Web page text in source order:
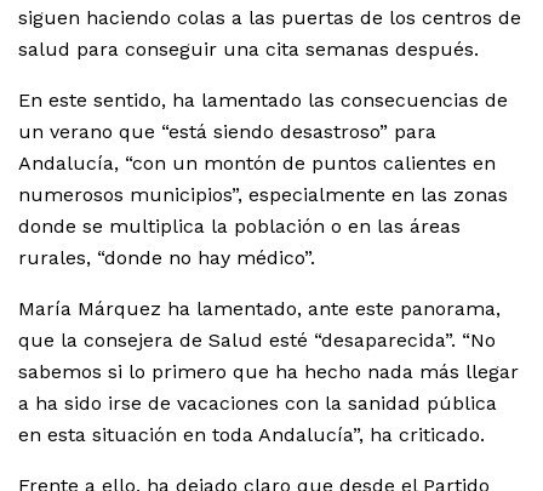
siguen haciendo colas a las puertas de los centros de
salud para conseguir una cita semanas después.
En este sentido, ha lamentado las consecuencias de
un verano que “está siendo desastroso” para
Andalucía, “con un montón de puntos calientes en
numerosos municipios”, especialmente en las zonas
donde se multiplica la población o en las áreas
rurales, “donde no hay médico”.
María Márquez ha lamentado, ante este panorama,
que la consejera de Salud esté “desaparecida”. “No
sabemos si lo primero que ha hecho nada más llegar
a ha sido irse de vacaciones con la sanidad pública
en esta situación en toda Andalucía”, ha criticado.
Frente a ello, ha dejado claro que desde el Partido